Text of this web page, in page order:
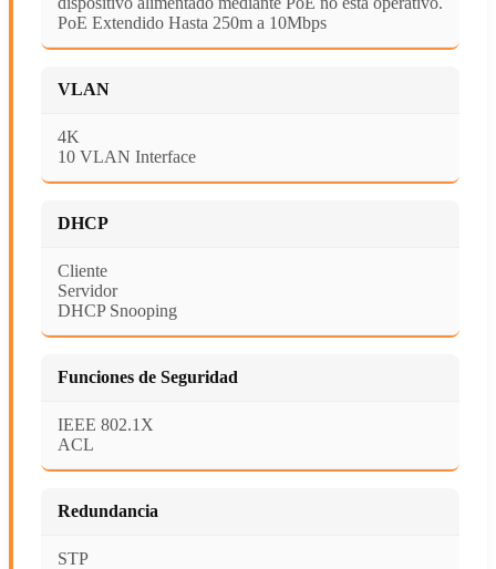
PoE Extendido Hasta 250m a 10Mbps
VLAN
4K
10 VLAN Interface
DHCP
Cliente
Servidor
DHCP Snooping
Funciones de Seguridad
IEEE 802.1X
ACL
Redundancia
STP